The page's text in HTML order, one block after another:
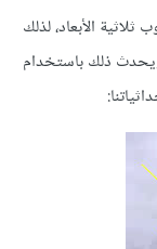
الأبعاد، لذلك
ذلك باستخدام